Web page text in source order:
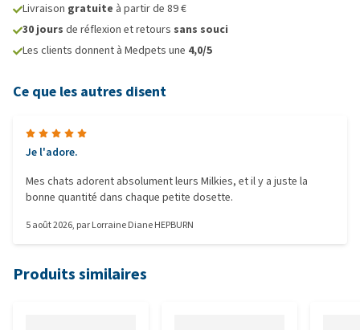
Livraison gratuite à partir de 89 €
30 jours de réflexion et retours sans souci
Les clients donnent à Medpets une 4,0/5
Ce que les autres disent
Je l'adore.
Mes chats adorent absolument leurs Milkies, et il y a juste la
bonne quantité dans chaque petite dosette.
5 août 2026, parLorraine Diane HEPBURN
Produits similaires